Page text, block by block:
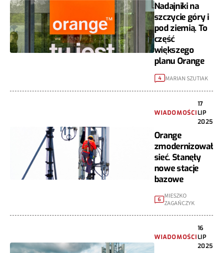
Nadajniki na
szczycie góry i
pod ziemią. To
część
większego
planu Orange
4 MARIAN SZUTIAK
WIADOMOŚCI
17
LIP
2025
Orange
zmodernizował
sieć. Stanęły
nowe stacje
bazowe
6 MIESZKO
ZAGAŃCZYK
WIADOMOŚCI
16
LIP
2025